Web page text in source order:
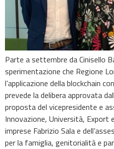
Parte a settembre da Cinisello
sperimentazione che Regione
l’applicazione della blockchain
prevede la delibera approvata
proposta del vicepresidente e
Innovazione, Università, Export
imprese Fabrizio Sala e
per la famiglia, genitorialità e